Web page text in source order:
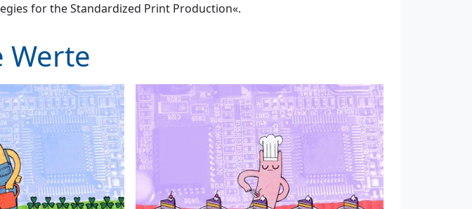
for the Standardized Print Production«.
Werte